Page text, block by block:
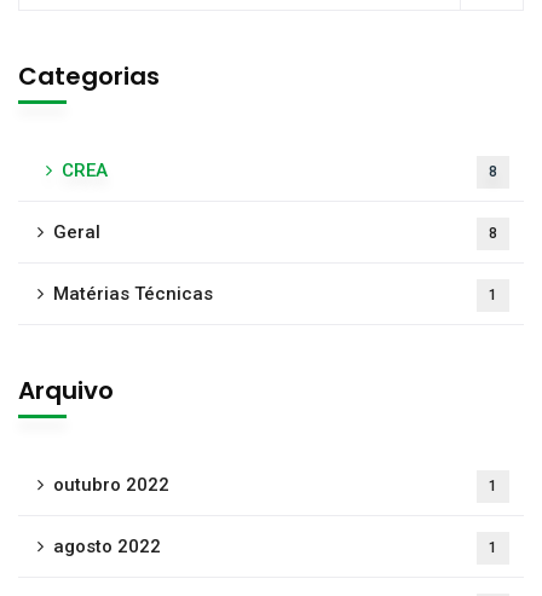
Categorias
CREA 8
Geral 8
Matérias Técnicas 1
Arquivo
outubro 2022 1
agosto 2022 1